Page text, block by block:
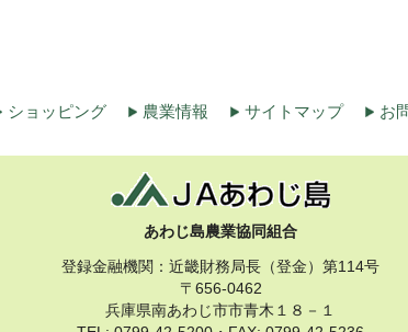
ショッピング 農業情報 サイトマップ お
あわじ島農業協同組合
登録金融機関：近畿財務局長（登金）第114号
〒656-0462
兵庫県南あわじ市市青木１８－１